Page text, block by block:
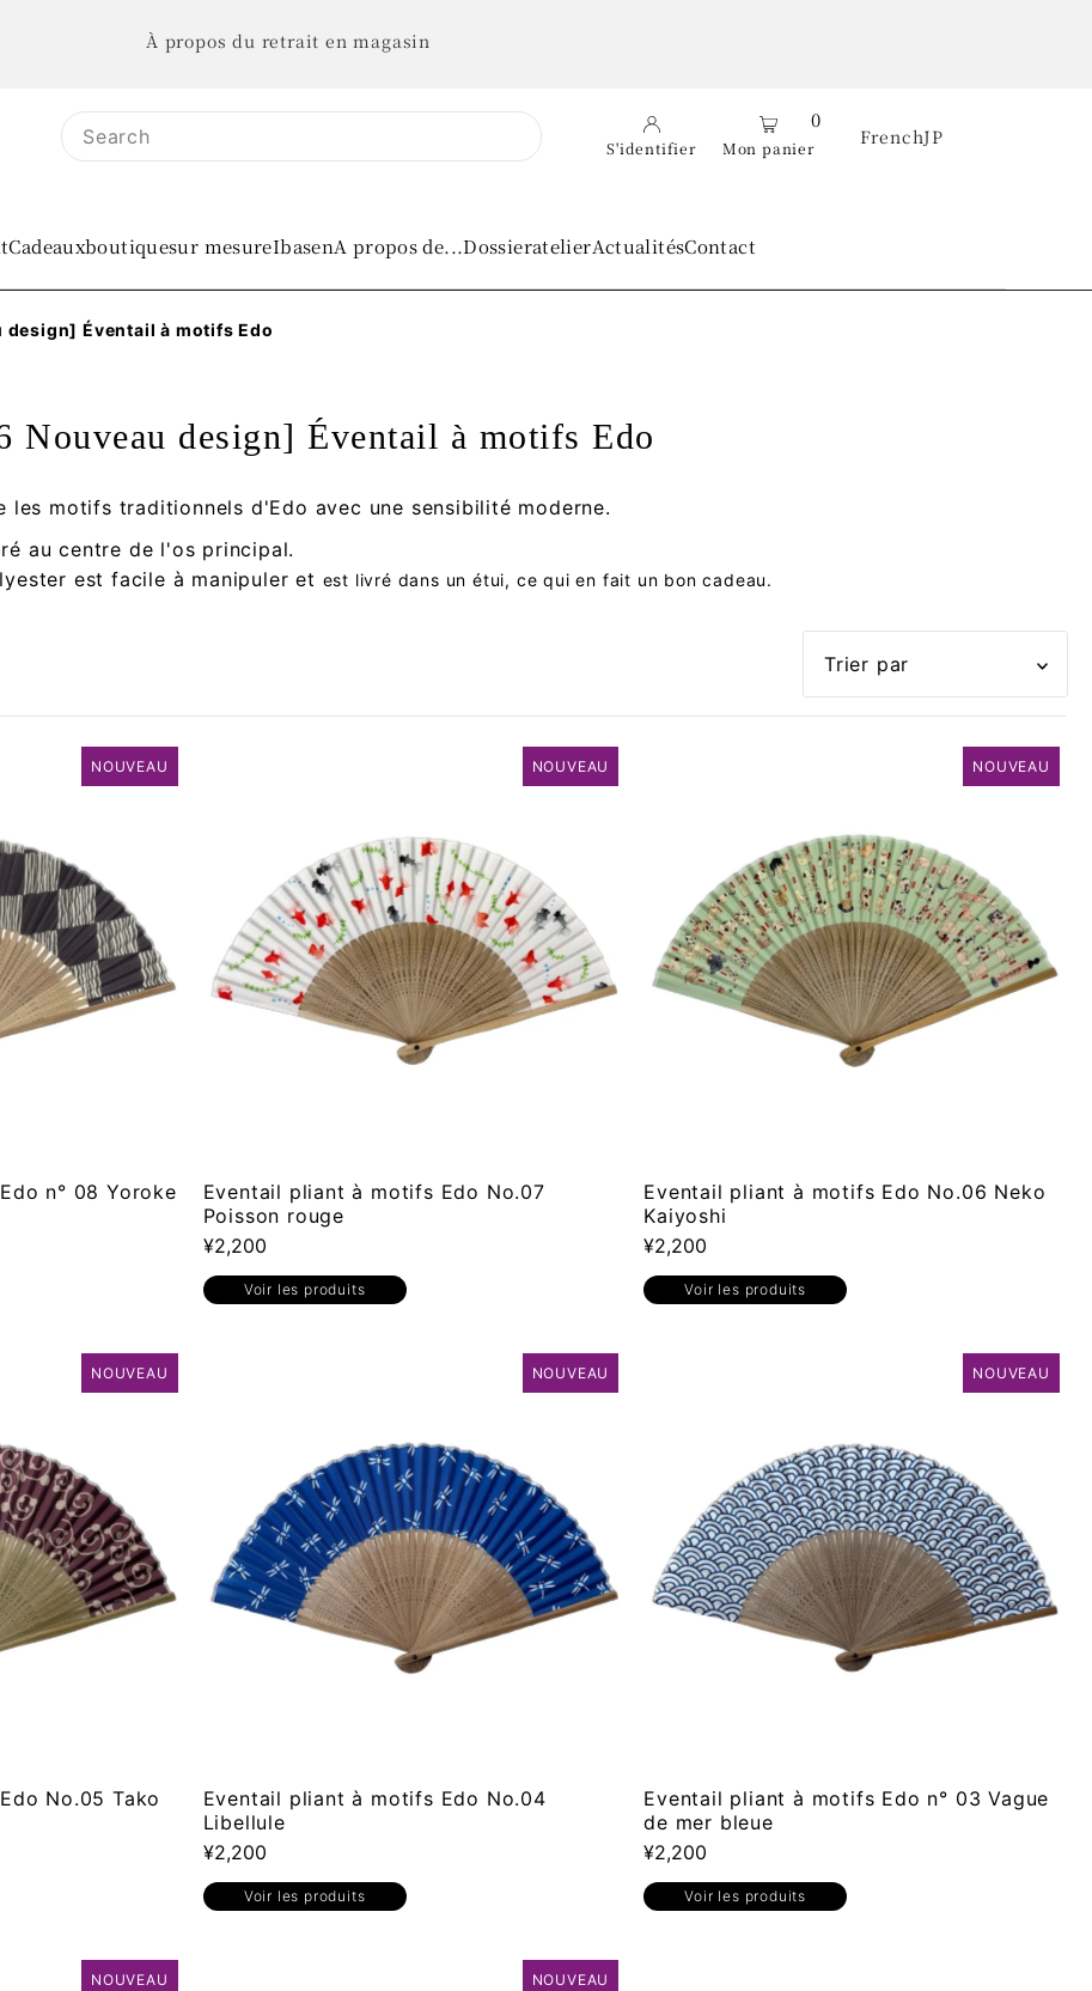
À propos du retrait en magasin
S'identifier
0
Mon panier FrenchJP
Cadeauxboutiquesur mesureIbasenA propos de...DossieratelierActualitésContact
design] Éventail à motifs Edo
Nouveau design] Éventail à motifs Edo
les motifs traditionnels d'Edo avec une sensibilité moderne.
au centre de l'os principal.
est facile à manipuler et est livré dans un étui, ce qui en fait un bon cadeau.
En vedette
Le plus pertinent
Alphabétique, de A à
Alphabétique, de Z à
A
Prix: faible à élevé
Prix: élevé à faible
Date, de la plus
NOUVEAU
n° 08 Yoroke
NOUVEAU
Eventail pliant à motifs Edo No.07
Poisson rouge
¥2,200
Voir les produits
NOUVEAU
Eventail pliant à motifs Edo No.06 Neko
Kaiyoshi
¥2,200
Voir les produits
NOUVEAU
No.05 Tako
NOUVEAU
Eventail pliant à motifs Edo No.04
Libellule
¥2,200
Voir les produits
NOUVEAU
Eventail pliant à motifs Edo n° 03 Vague
de mer bleue
¥2,200
Voir les produits
NOUVEAU NOUVEAU